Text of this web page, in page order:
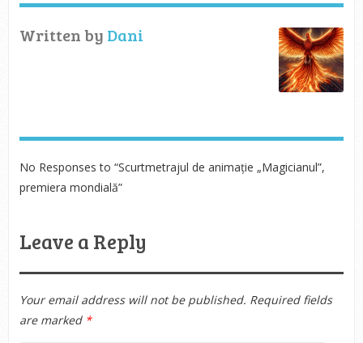
Written by Dani
No Responses to “Scurtmetrajul de animație „Magicianul”,
premiera mondială”
Leave a Reply
Your email address will not be published. Required fields
are marked *